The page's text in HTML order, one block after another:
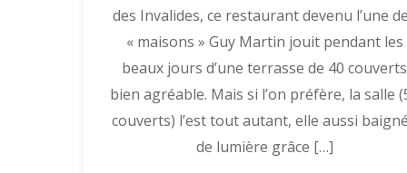
des Invalides, ce restaurant devenu l’une
« maisons » Guy Martin jouit pendant les
beaux jours d’une terrasse de 40 couverts
bien agréable. Mais si l’on préfère, la salle
couverts) l’est tout autant, elle aussi
de lumière grâce […]